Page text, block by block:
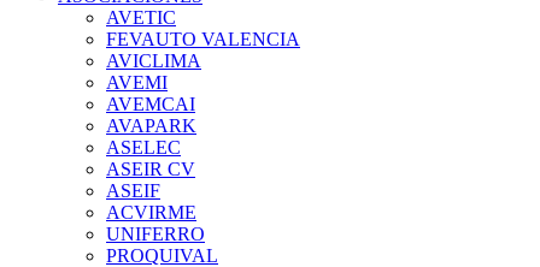
AVETIC
FEVAUTO VALENCIA
AVICLIMA
AVEMI
AVEMCAI
AVAPARK
ASELEC
ASEIR CV
ASEIF
ACVIRME
UNIFERRO
PROQUIVAL